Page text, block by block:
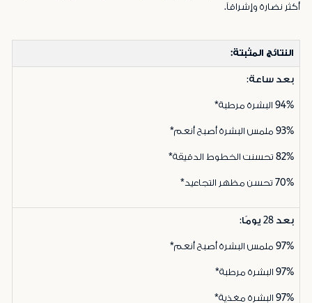
أكثر نضارة وإشراقاً.
النتائج المثبتة:
بعد ساعة:
94% البشرة مرطبة*
93% ملمس البشرة أصبح أنعم*
82% تحسنت الخطوط الدقيقة*
70% تحسن مظهر التجاعيد*
بعد 28 يومًا:
97% ملمس البشرة أصبح أنعم*
97% البشرة مرطبة*
97% البشرة مغذية*